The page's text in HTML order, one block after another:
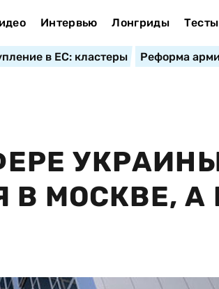
Интервью Лонгриды Тесты
в ЕС: кластеры Реформа
МОСКВЕ, А